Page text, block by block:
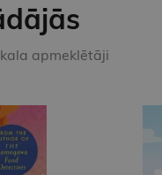
apmeklētāji